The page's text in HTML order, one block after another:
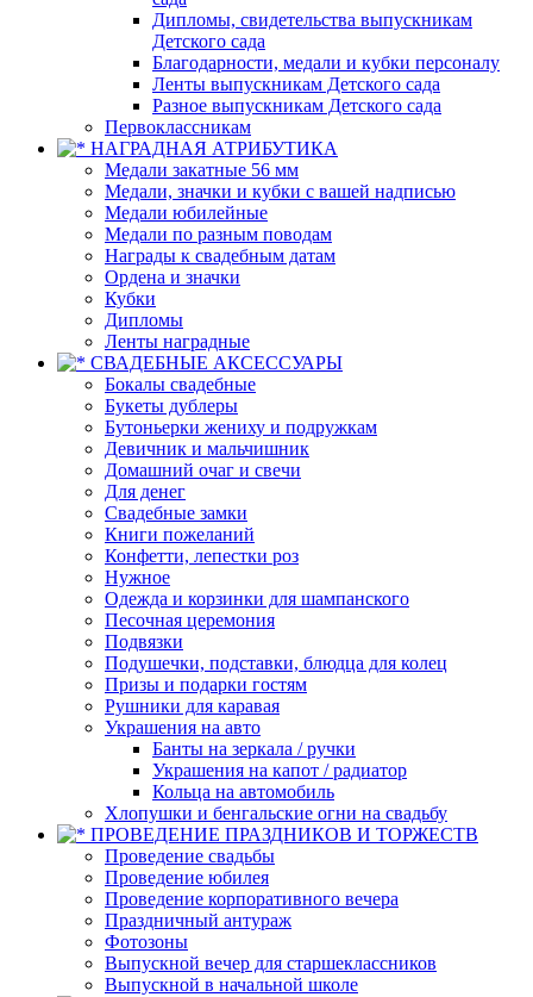
Дипломы, свидетельства выпускникам
Детского сада
Благодарности, медали и кубки персоналу
Ленты выпускникам Детского сада
Разное выпускникам Детского сада
Первоклассникам
НАГРАДНАЯ АТРИБУТИКА
Медали закатные 56 мм
Медали, значки и кубки с вашей надписью
Медали юбилейные
Медали по разным поводам
Награды к свадебным датам
Ордена и значки
Кубки
Дипломы
Ленты наградные
СВАДЕБНЫЕ АКСЕССУАРЫ
Бокалы свадебные
Букеты дублеры
Бутоньерки жениху и подружкам
Девичник и мальчишник
Домашний очаг и свечи
Для денег
Свадебные замки
Книги пожеланий
Конфетти, лепестки роз
Нужное
Одежда и корзинки для шампанского
Песочная церемония
Подвязки
Подушечки, подставки, блюдца для колец
Призы и подарки гостям
Рушники для каравая
Украшения на авто
Банты на зеркала / ручки
Украшения на капот / радиатор
Кольца на автомобиль
Хлопушки и бенгальские огни на свадьбу
ПРОВЕДЕНИЕ ПРАЗДНИКОВ И ТОРЖЕСТВ
Проведение свадьбы
Проведение юбилея
Проведение корпоративного вечера
Праздничный антураж
Фотозоны
Выпускной вечер для старшеклассников
Выпускной в начальной школе